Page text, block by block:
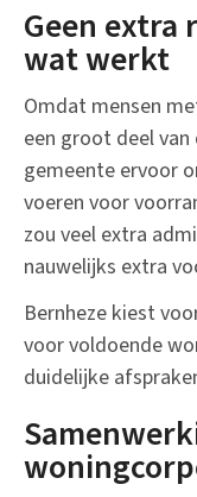
Geen extra
wat werkt
Omdat mensen
een groot deel
gemeente ervoor
voeren voor
zou veel extra
nauwelijks extra
Bernheze kiest
voor voldoende
duidelijke